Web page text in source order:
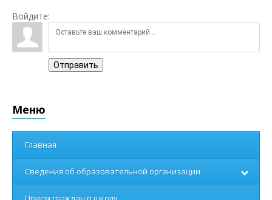
Войдите:
Отправить
Меню
Главная
Сведения об образовательной организации